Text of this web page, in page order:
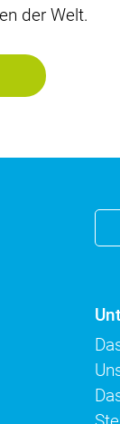
der Welt.